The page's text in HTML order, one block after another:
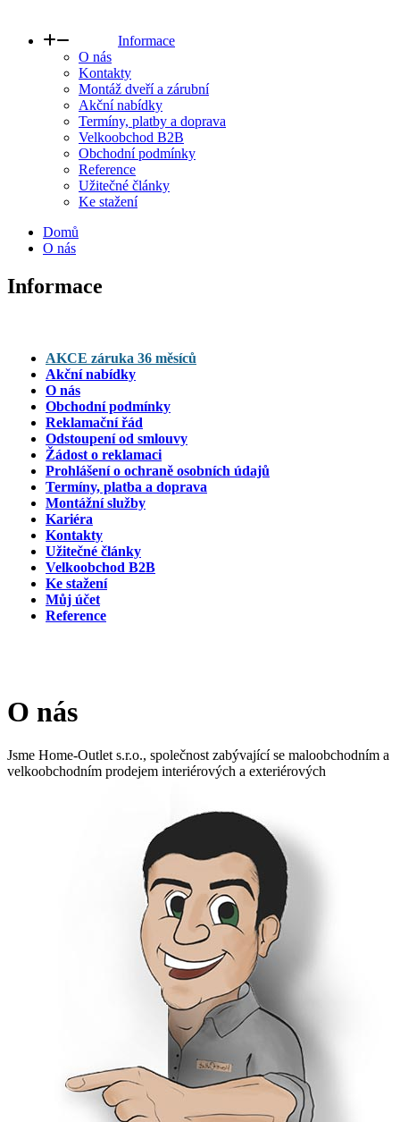
Informace
O nás
Kontakty
Montáž dveří a zárubní
Akční nabídky
Termíny, platby a doprava
Velkoobchod B2B
Obchodní podmínky
Reference
Užitečné články
Ke stažení
Domů
O nás
Informace
AKCE záruka 36 měsíců
Akční nabídky
O nás
Obchodní podmínky
Reklamační řád
Odstoupení od smlouvy
Žádost o reklamaci
Prohlášení o ochraně osobních údajů
Termíny, platba a doprava
Montážní služby
Kariéra
Kontakty
Užitečné články
Velkoobchod B2B
Ke stažení
Můj účet
Reference
O nás
Jsme Home-Outlet s.r.o., společnost zabývající se maloobchodním a
velkoobchodním prodejem interiérových a exteriérových